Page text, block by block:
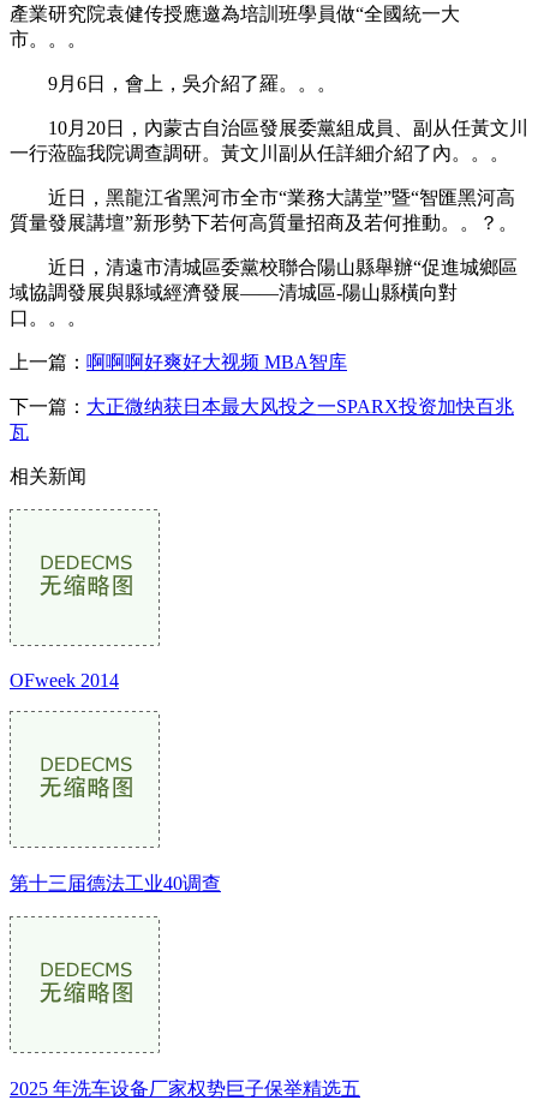
產業研究院袁健传授應邀為培訓班學員做“全國統一大
市。。。
9月6日，會上，吳介紹了羅。。。
10月20日，內蒙古自治區發展委黨組成員、副从任黃文川
一行蒞臨我院调查調研。黃文川副从任詳細介紹了內。。。
近日，黑龍江省黑河市全市“業務大講堂”暨“智匯黑河高
質量發展講壇”新形勢下若何高質量招商及若何推動。。？。
近日，清遠市清城區委黨校聯合陽山縣舉辦“促進城鄉區
域協調發展與縣域經濟發展——清城區-陽山縣橫向對
口。。。
上一篇： 啊啊啊好爽好大视频 MBA智库
下一篇： 大正微纳获日本最大风投之一SPARX投资加快百兆
瓦
相关新闻
OFweek 2014
第十三届德法工业40调查
2025 年洗车设备厂家权势巨子保举精选五